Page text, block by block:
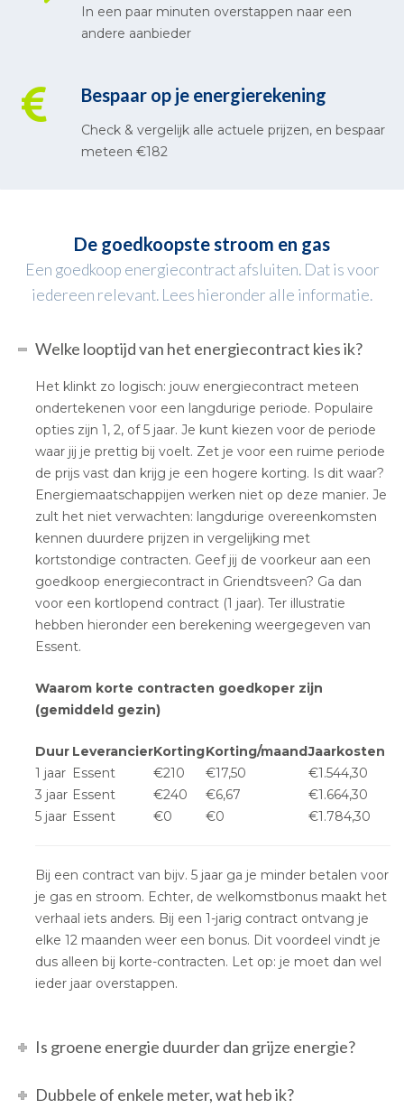
In een paar minuten overstappen naar een
andere aanbieder
Bespaar op je energierekening
Check & vergelijk alle actuele prijzen, en bespaar
meteen €182
De goedkoopste stroom en gas
Een goedkoop energiecontract afsluiten. Dat is voor
iedereen relevant. Lees hieronder alle informatie.
Welke looptijd van het energiecontract kies ik?
Het klinkt zo logisch: jouw energiecontract meteen
ondertekenen voor een langdurige periode. Populaire
opties zijn 1, 2, of 5 jaar. Je kunt kiezen voor de periode
waar jij je prettig bij voelt. Zet je voor een ruime periode
de prijs vast dan krijg je een hogere korting. Is dit waar?
Energiemaatschappijen werken niet op deze manier. Je
zult het niet verwachten: langdurige overeenkomsten
kennen duurdere prijzen in vergelijking met
kortstondige contracten. Geef jij de voorkeur aan een
goedkoop energiecontract in Griendtsveen? Ga dan
voor een kortlopend contract (1 jaar). Ter illustratie
hebben hieronder een berekening weergegeven van
Essent.
Waarom korte contracten goedkoper zijn
(gemiddeld gezin)
Duur LeverancierKortingKorting/maandJaarkosten
1 jaar Essent €210 €17,50
€1.544,30
3 jaar Essent €240 €6,67
€1.664,30
5 jaar Essent €0 €0 €1.784,30
Bij een contract van bijv. 5 jaar ga je minder betalen voor
je gas en stroom. Echter, de welkomstbonus maakt het
verhaal iets anders. Bij een 1-jarig contract ontvang je
elke 12 maanden weer een bonus. Dit voordeel vindt je
dus alleen bij korte-contracten. Let op: je moet dan wel
ieder jaar overstappen.
Is groene energie duurder dan grijze energie?
Dubbele of enkele meter, wat heb ik?